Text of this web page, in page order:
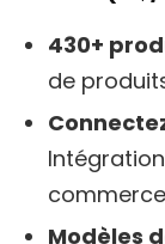
430+
de
Modèles